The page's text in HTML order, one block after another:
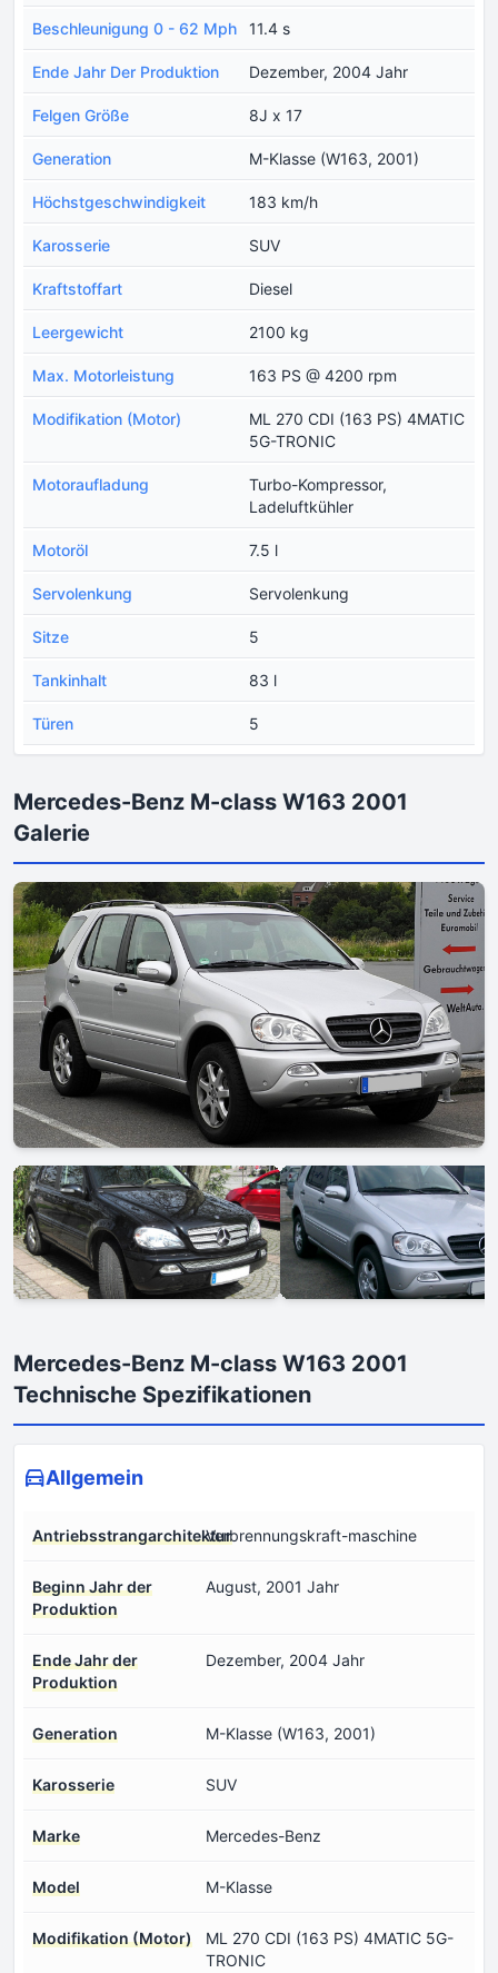
Beschleunigung 0 - 62 Mph 11.4 s
Ende Jahr Der Produktion Dezember, 2004 Jahr
Felgen Größe 8J x 17
Generation M-Klasse (W163, 2001)
Höchstgeschwindigkeit 183 km/h
Karosserie SUV
Kraftstoffart Diesel
Leergewicht 2100 kg
Max. Motorleistung 163 PS @ 4200 rpm
Modifikation (Motor)
ML 270 CDI (163 PS) 4MATIC
5G-TRONIC
Motoraufladung
Turbo-Kompressor,
Ladeluftkühler
Motoröl 7.5 l
Servolenkung Servolenkung
Sitze 5
Tankinhalt 83 l
Türen 5
Mercedes-Benz M-class W163 2001
Galerie
Mercedes-Benz M-class W163 2001
Technische Spezifikationen
Allgemein
AntriebsstrangarchitekturVerbrennungskraft-maschine
Beginn Jahr der
Produktion
August, 2001 Jahr
Ende Jahr der
Produktion
Dezember, 2004 Jahr
Generation M-Klasse (W163, 2001)
Karosserie SUV
Marke Mercedes-Benz
Model M-Klasse
Modifikation (Motor)
ML 270 CDI (163 PS) 4MATIC 5G-
TRONIC